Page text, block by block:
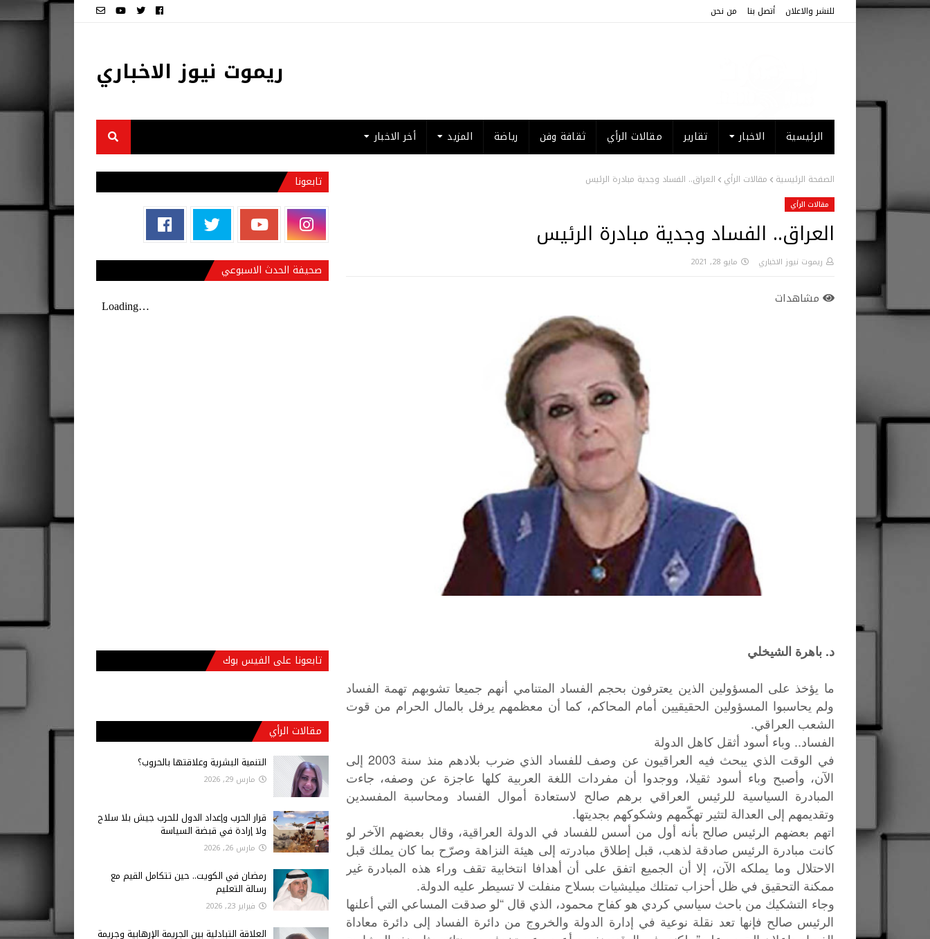
للنشر والاعلان أتصل بنا من نحن
ريموت نيوز الاخباري
الرئيسية الاخبار تقارير مقالات الرأي ثقافة وفن رياضة المزيد أخر الاخبار
الصفحة الرئيسية مقالات الرأي العراق.. الفساد وجدية مبادرة الرئيس
مقالات الرأي
العراق.. الفساد وجدية مبادرة الرئيس
ريموت نيوز الاخباري مايو 28, 2021
مشاهدات
د. باهرة الشيخلي
ما يؤخذ على المسؤولين الذين يعترفون بحجم الفساد المتنامي أنهم جميعا تشوبهم تهمة الفساد
ولم يحاسبوا المسؤولين الحقيقيين أمام المحاكم، كما أن معظمهم يرفل بالمال الحرام من قوت
الشعب العراقي.
الفساد.. وباء أسود أثقل كاهل الدولة
في الوقت الذي يبحث فيه العراقيون عن وصف للفساد الذي ضرب بلادهم منذ سنة 2003 إلى
الآن، وأصبح وباء أسود ثقيلا، ووجدوا أن مفردات اللغة العربية كلها عاجزة عن وصفه، جاءت
المبادرة السياسية للرئيس العراقي برهم صالح لاستعادة أموال الفساد ومحاسبة المفسدين
وتقديمهم إلى العدالة لتثير تهكّمهم وشكوكهم بجديتها.
اتهم بعضهم الرئيس صالح بأنه أول من أسس للفساد في الدولة العراقية، وقال بعضهم الآخر لو
كانت مبادرة الرئيس صادقة لذهب، قبل إطلاق مبادرته إلى هيئة النزاهة وصرّح بما كان يملك قبل
الاحتلال وما يملكه الآن، إلا أن الجميع اتفق على أن أهدافا انتخابية تقف وراء هذه المبادرة غير
ممكنة التحقيق في ظل أحزاب تمتلك ميليشيات بسلاح منفلت لا تسيطر عليه الدولة.
وجاء التشكيك من باحث سياسي كردي هو كفاح محمود، الذي قال “لو صدقت المساعي التي أعلنها
الرئيس صالح فإنها تعد نقلة نوعية في إدارة الدولة والخروج من دائرة الفساد إلى دائرة معاداة
تابعونا
صحيفة الحدث الاسبوعي
تابعونا على الفيس بوك
مقالات الرأي
التنمية البشرية وعلاقتها بالحروب؟
مارس 29, 2026
قرار الحرب وإعداد الدول للحرب جيش بلا سلاح
ولا إرادة في قبضة السياسة
مارس 26, 2026
رمضان في الكويت.. حين تتكامل القيم مع
رسالة التعليم
فبراير 23, 2026
العلاقة التبادلية بين الجريمة الإرهابية وجريمة